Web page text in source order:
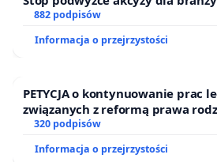
882 podpisów
Informacja o przejrzystości
PETYCJA o kontynuowanie prac
związanych z reformą prawa
320 podpisów
Informacja o przejrzystości